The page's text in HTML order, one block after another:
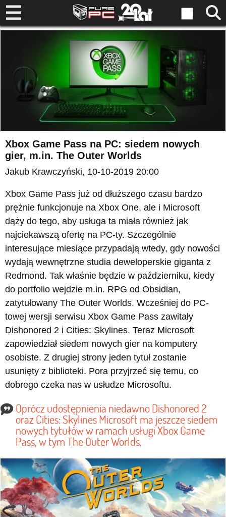
Xbox Game Pass na PC: siedem nowych
gier, m.in. The Outer Worlds
Jakub Krawczyński, 10-10-2019 20:00
Xbox Game Pass już od dłuższego czasu bardzo
prężnie funkcjonuje na Xbox One, ale i Microsoft
dąży do tego, aby usługa ta miała również jak
najciekawszą ofertę na PC-ty. Szczególnie
interesujące miesiące przypadają wtedy, gdy nowości
wydają wewnętrzne studia deweloperskie giganta z
Redmond. Tak właśnie będzie w październiku, kiedy
do portfolio wejdzie m.in. RPG od Obsidian,
zatytułowany The Outer Worlds. Wcześniej do PC-
towej wersji serwisu Xbox Game Pass zawitały
Dishonored 2 i Cities: Skylines. Teraz Microsoft
zapowiedział siedem nowych gier na komputery
osobiste. Z drugiej strony jeden tytuł zostanie
usunięty z biblioteki. Pora przyjrzeć się temu, co
dobrego czeka nas w usłudze Microsoftu.
Oprócz udostępnienia niedawno Dishonored 2
oraz Cities: Skylines Microsoft ma jeszcze siedem
nowych tytułów w ramach usługi Xbox Game
Pass, w tym The Outer Worlds.